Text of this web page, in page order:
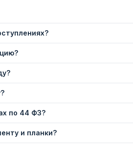
по 44 ФЗ?
и планки?